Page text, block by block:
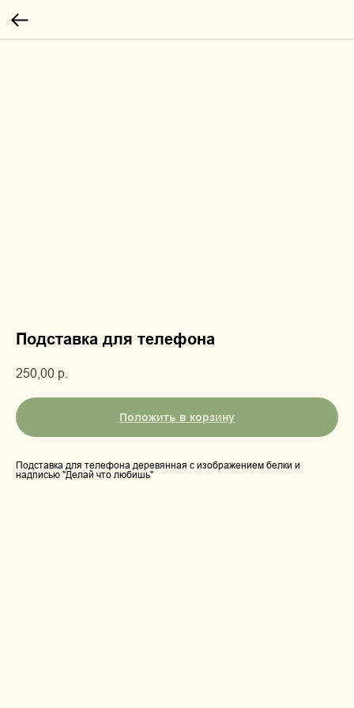
Подставка для телефона
250,00 р.
Положить в корзину
Подставка для телефона деревянная с изображением белки и
надписью "Делай что любишь"